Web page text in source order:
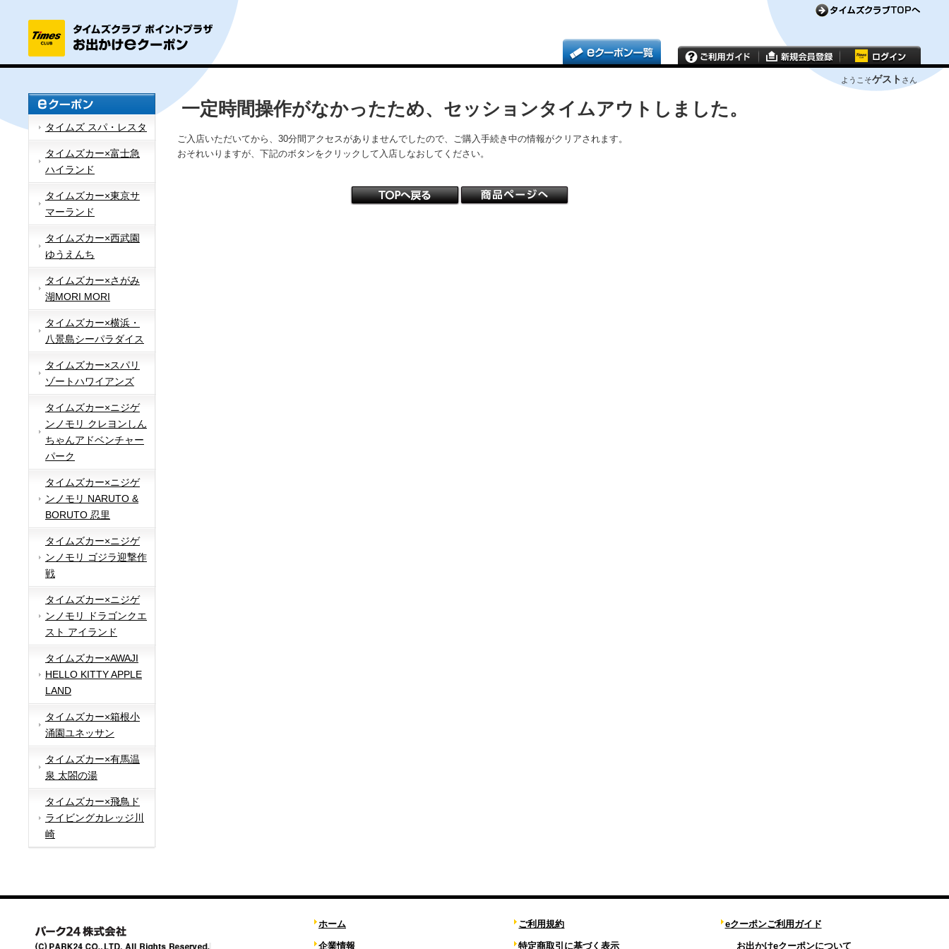
ようこそゲスト さん
タイムズ スパ・レスタ
タイムズカー×富士急
ハイランド
タイムズカー×東京サ
マーランド
タイムズカー×西武園
ゆうえんち
タイムズカー×さがみ
湖MORI MORI
タイムズカー×横浜・
八景島シーパラダイス
タイムズカー×スパリ
ゾートハワイアンズ
タイムズカー×ニジゲ
ンノモリ クレヨンしん
ちゃんアドベンチャー
パーク
タイムズカー×ニジゲ
ンノモリ NARUTO &
BORUTO 忍里
タイムズカー×ニジゲ
ンノモリ ゴジラ迎撃作
戦
タイムズカー×ニジゲ
ンノモリ ドラゴンクエ
スト アイランド
タイムズカー×AWAJI
HELLO KITTY APPLE
LAND
タイムズカー×箱根小
涌園ユネッサン
タイムズカー×有馬温
泉 太閤の湯
タイムズカー×飛鳥ド
ライビングカレッジ川
崎
一定時間操作がなかったため、セッションタイムアウトしました。
ご入店いただいてから、30分間アクセスがありませんでしたので、ご購入手続き中の情報がクリアされます。
おそれいりますが、下記のボタンをクリックして入店しなおしてください。
ホーム
企業情報
ご利用規約
特定商取引に基づく表示
eクーポンご利用ガイド
お出かけeクーポンについて